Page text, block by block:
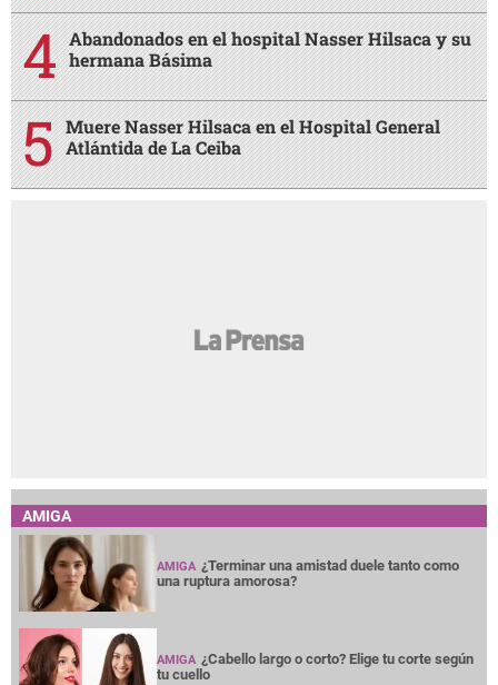
Abandonados en el hospital Nasser Hilsaca y su
hermana Básima
Muere Nasser Hilsaca en el Hospital General
Atlántida de La Ceiba
AMIGA
AMIGA ¿Terminar una amistad duele tanto como
una ruptura amorosa?
AMIGA ¿Cabello largo o corto? Elige tu corte según
tu cuello